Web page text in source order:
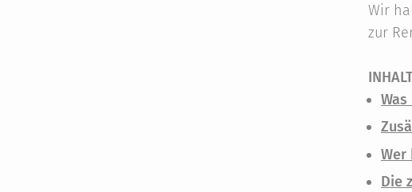
Wir
zur
Wer
Die